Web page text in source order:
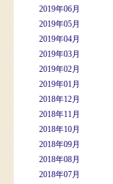
2019年06月
2019年05月
2019年04月
2019年03月
2019年02月
2019年01月
2018年12月
2018年11月
2018年10月
2018年09月
2018年08月
2018年07月